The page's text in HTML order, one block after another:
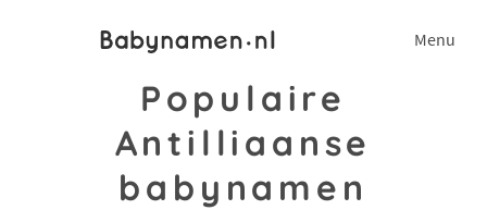
Menu
Populaire
Antilliaanse
babynamen